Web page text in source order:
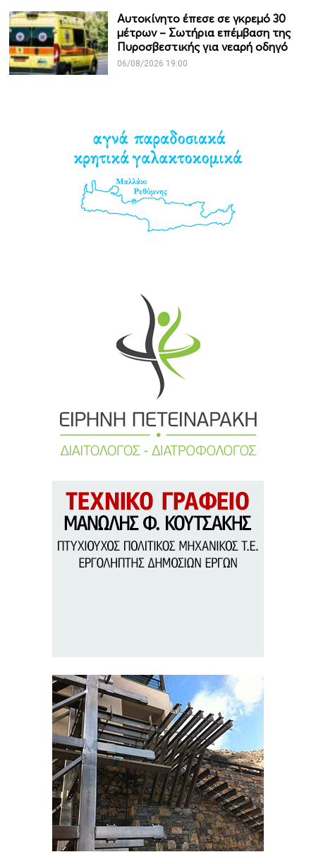
Αυτοκίνητο έπεσε σε γκρεμό 30
μέτρων – Σωτήρια επέμβαση της
Πυροσβεστικής για νεαρή οδηγό
06/08/2026 19:00